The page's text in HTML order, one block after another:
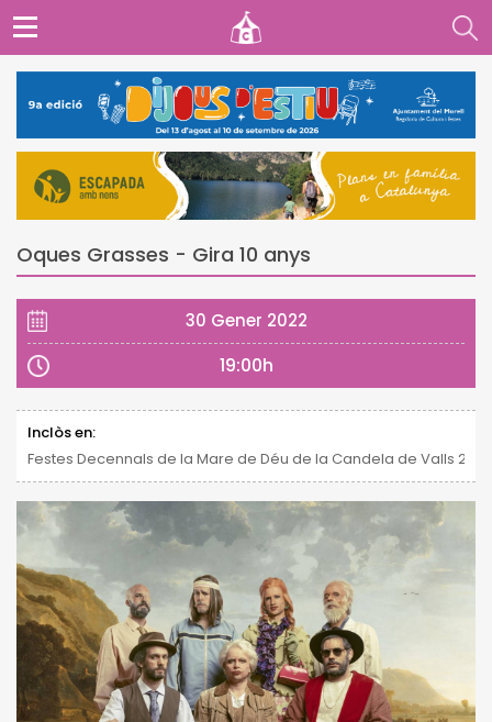
Oques Grasses - Gira 10 anys
30 Gener 2022
19:00h
Inclòs en:
Festes Decennals de la Mare de Déu de la Candela de Valls 2021